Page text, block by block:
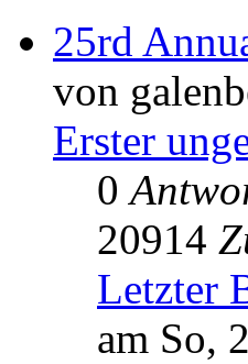
25rd
von
Erster
0
20914
Letzter
am So,